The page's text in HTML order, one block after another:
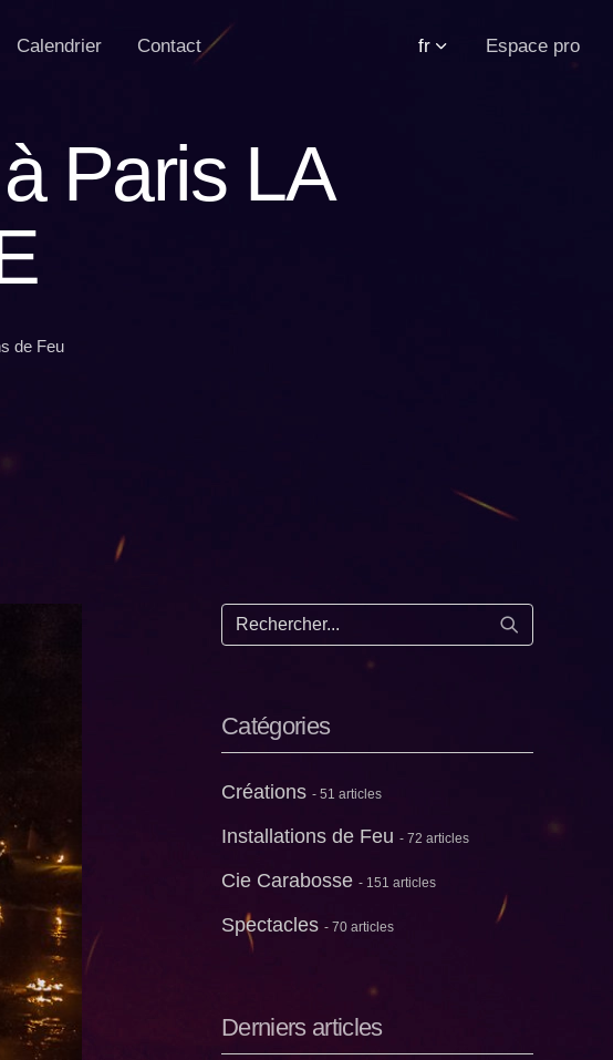
Calendrier Contact fr Espace pro
Paris LA
de Feu
Catégories
Créations - 51 articles
Installations de Feu - 72 articles
Cie Carabosse - 151 articles
Spectacles - 70 articles
Derniers articles